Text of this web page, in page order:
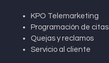
KPO Telemarketing
Programación de citas
Quejas y reclamos
Servicio al cliente